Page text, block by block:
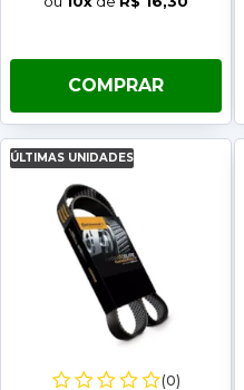
COMPRAR
ÚLTIMAS UNIDADES
(0)